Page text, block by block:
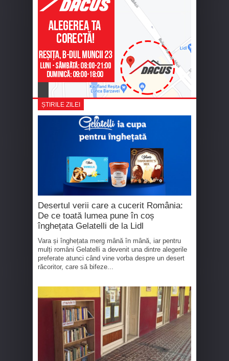
ȘTIRILE ZILEI
Desertul verii care a cucerit România:
De ce toată lumea pune în coș
înghețata Gelatelli de la Lidl
Vara și înghețata merg mână în mână, iar pentru
mulți români Gelatelli a devenit una dintre alegerile
preferate atunci când vine vorba despre un desert
răcoritor, care să bifeze...